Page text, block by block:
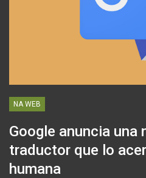
NA WEB
Google anuncia una
traductor que lo
humana